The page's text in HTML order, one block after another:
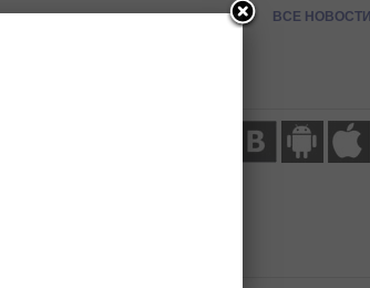
ВСЕ НОВОСТИ